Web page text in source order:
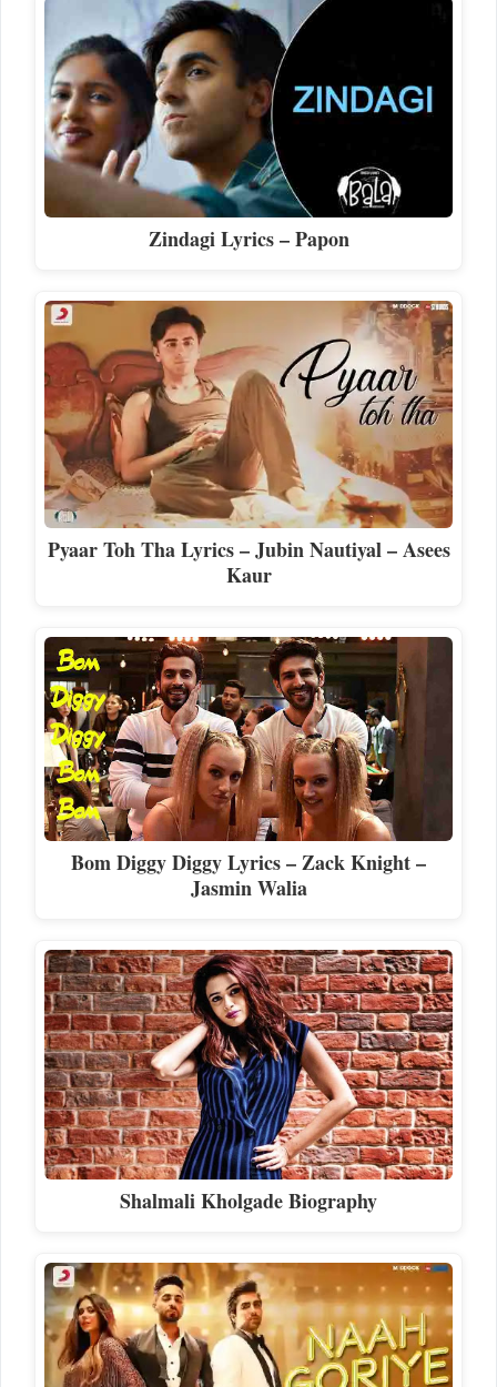
Zindagi Lyrics – Papon
Pyaar Toh Tha Lyrics – Jubin Nautiyal – Asees
Kaur
Bom Diggy Diggy Lyrics – Zack Knight –
Jasmin Walia
Shalmali Kholgade Biography